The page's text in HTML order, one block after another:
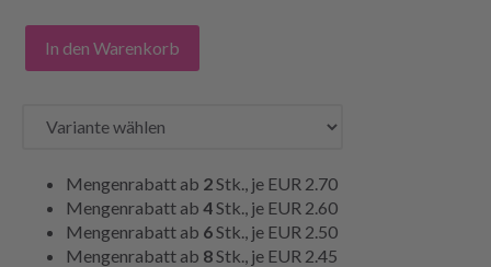
In den Warenkorb
Mengenrabatt ab 2 Stk., je EUR 2.70
Mengenrabatt ab 4 Stk., je EUR 2.60
Mengenrabatt ab 6 Stk., je EUR 2.50
Mengenrabatt ab 8 Stk., je EUR 2.45